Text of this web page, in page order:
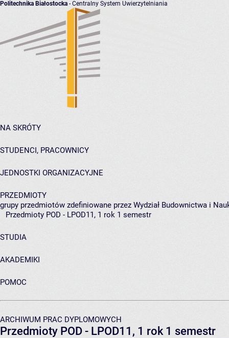
Politechnika Białostocka - Centralny System Uwierzytelniania
NA SKRÓTY
STUDENCI, PRACOWNICY
JEDNOSTKI ORGANIZACYJNE
PRZEDMIOTY
grupy przedmiotów zdefiniowane przez Wydział Budownictwa i
Przedmioty POD - LPOD11, 1 rok 1 semestr
STUDIA
AKADEMIKI
POMOC
ARCHIWUM PRAC DYPLOMOWYCH
Przedmioty POD - LPOD11, 1 rok 1 semestr